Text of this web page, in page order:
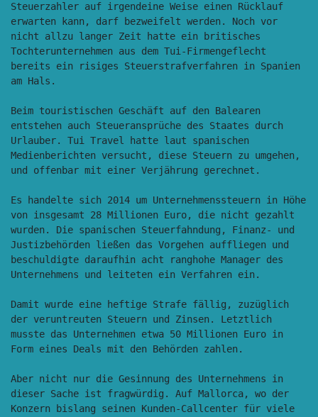
Steuerzahler auf irgendeine Weise einen Rücklauf
erwarten kann, darf bezweifelt werden. Noch vor
nicht allzu langer Zeit hatte ein britisches
Tochterunternehmen aus dem Tui-Firmengeflecht
bereits ein risiges Steuerstrafverfahren in Spanien
am Hals.
Beim touristischen Geschäft auf den Balearen
entstehen auch Steueransprüche des Staates durch
Urlauber. Tui Travel hatte laut spanischen
Medienberichten versucht, diese Steuern zu umgehen,
und offenbar mit einer Verjährung gerechnet.
Es handelte sich 2014 um Unternehmenssteuern in Höhe
von insgesamt 28 Millionen Euro, die nicht gezahlt
wurden. Die spanischen Steuerfahndung, Finanz- und
Justizbehörden ließen das Vorgehen auffliegen und
beschuldigte daraufhin acht ranghohe Manager des
Unternehmens und leiteten ein Verfahren ein.
Damit wurde eine heftige Strafe fällig, zuzüglich
der veruntreuten Steuern und Zinsen. Letztlich
musste das Unternehmen etwa 50 Millionen Euro in
Form eines Deals mit den Behörden zahlen.
Aber nicht nur die Gesinnung des Unternehmens in
dieser Sache ist fragwürdig. Auf Mallorca, wo der
Konzern bislang seinen Kunden-Callcenter für viele